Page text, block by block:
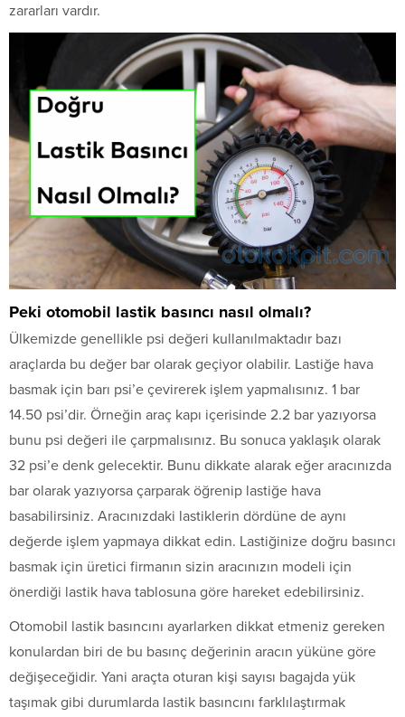
zararları vardır.
Peki otomobil lastik basıncı nasıl olmalı?
Ülkemizde genellikle psi değeri kullanılmaktadır bazı
araçlarda bu değer bar olarak geçiyor olabilir. Lastiğe hava
basmak için barı psi’e çevirerek işlem yapmalısınız. 1 bar
14.50 psi’dir. Örneğin araç kapı içerisinde 2.2 bar yazıyorsa
bunu psi değeri ile çarpmalısınız. Bu sonuca yaklaşık olarak
32 psi’e denk gelecektir. Bunu dikkate alarak eğer aracınızda
bar olarak yazıyorsa çarparak öğrenip lastiğe hava
basabilirsiniz. Aracınızdaki lastiklerin dördüne de aynı
değerde işlem yapmaya dikkat edin. Lastiğinize doğru basıncı
basmak için üretici firmanın sizin aracınızın modeli için
önerdiği lastik hava tablosuna göre hareket edebilirsiniz.
Otomobil lastik basıncını ayarlarken dikkat etmeniz gereken
konulardan biri de bu basınç değerinin aracın yüküne göre
değişeceğidir. Yani araçta oturan kişi sayısı bagajda yük
taşımak gibi durumlarda lastik basıncını farklılaştırmak